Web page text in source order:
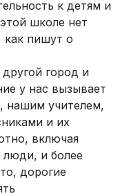
к детям и
школе нет
как пишут о
город и
у нас вызывает
нашим учителем,
и их
включая
люди, и более
дорогие